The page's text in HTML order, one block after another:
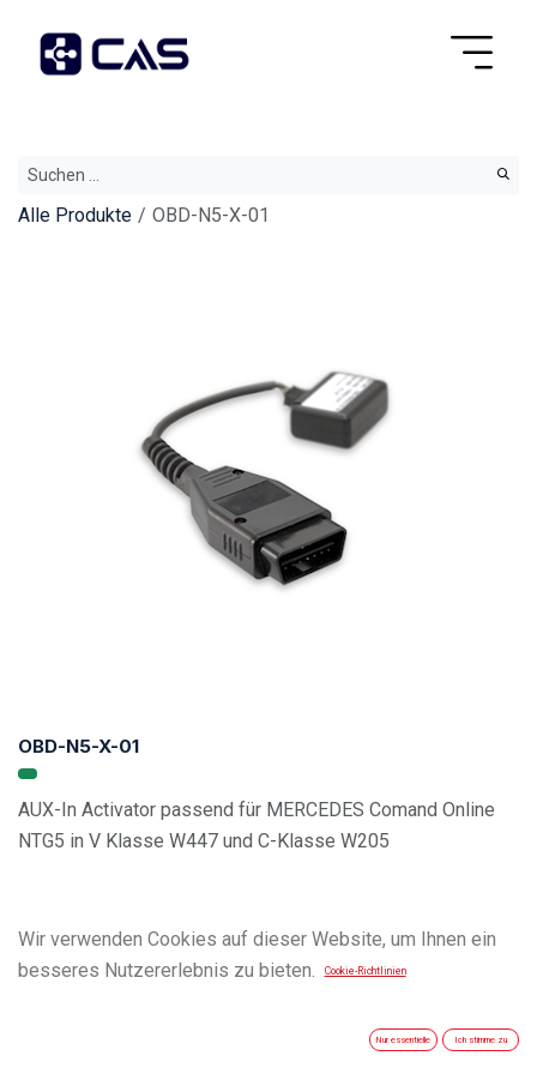
Alle Produkte OBD-N5-X-01
OBD-N5-X-01
AUX-In Activator passend für MERCEDES Comand Online
NTG5 in V Klasse W447 und C-Klasse W205
Wir verwenden Cookies auf dieser Website, um Ihnen ein
besseres Nutzererlebnis zu bieten.
Cookie-Richtlinien
Nur essentielle Ich stimme zu